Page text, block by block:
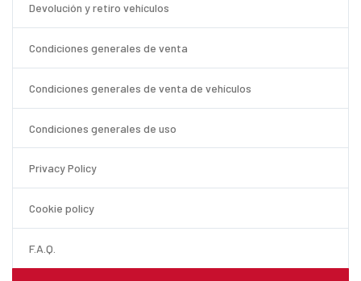
Devolución y retiro vehículos
Condiciones generales de venta
Condiciones generales de venta de vehículos
Condiciones generales de uso
Privacy Policy
Cookie policy
F.A.Q.